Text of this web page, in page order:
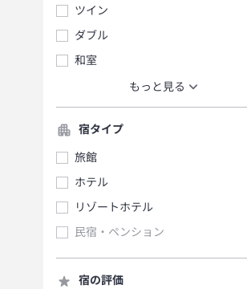
ツイン
ダブル
和室
もっと見る
宿タイプ
旅館
ホテル
リゾートホテル
民宿・ペンション
宿の評価